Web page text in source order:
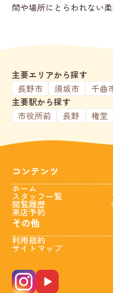
間や場所にとらわれない
主要エリアから探す
長野市
須坂市 千曲
主要駅から探す
市役所前
長野 権堂
コンテンツ
ホーム
スタッフ一覧
閲覧履歴
来店予約
その他
利用規約
サイトマップ